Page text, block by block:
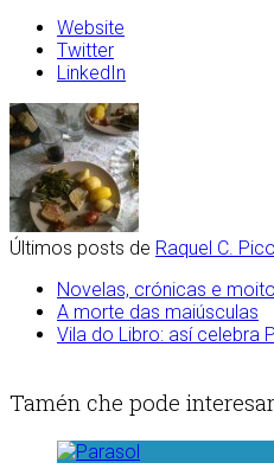
Website
Twitter
LinkedIn
Últimos posts de Raquel C. Pico
Novelas, crónicas e
A morte das maiúsculas
Vila do Libro: así celebra
Tamén che pode interesar